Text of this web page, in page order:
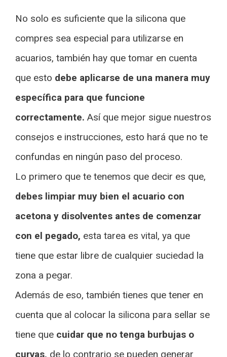
No solo es suficiente que la silicona que
compres sea especial para utilizarse en
acuarios, también hay que tomar en cuenta
que esto debe aplicarse de una manera muy
específica para que funcione
correctamente. Así que mejor sigue nuestros
consejos e instrucciones, esto hará que no te
confundas en ningún paso del proceso.
Lo primero que te tenemos que decir es que,
debes limpiar muy bien el acuario con
acetona y disolventes antes de comenzar
con el pegado, esta tarea es vital, ya que
tiene que estar libre de cualquier suciedad la
zona a pegar.
Además de eso, también tienes que tener en
cuenta que al colocar la silicona para sellar se
tiene que cuidar que no tenga burbujas o
curvas, de lo contrario se pueden generar